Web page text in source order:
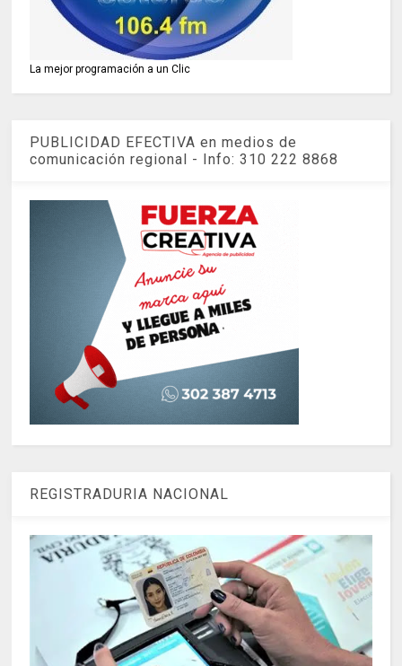
La mejor programación a un Clic
PUBLICIDAD EFECTIVA en medios de
comunicación regional - Info: 310 222 8868
REGISTRADURIA NACIONAL